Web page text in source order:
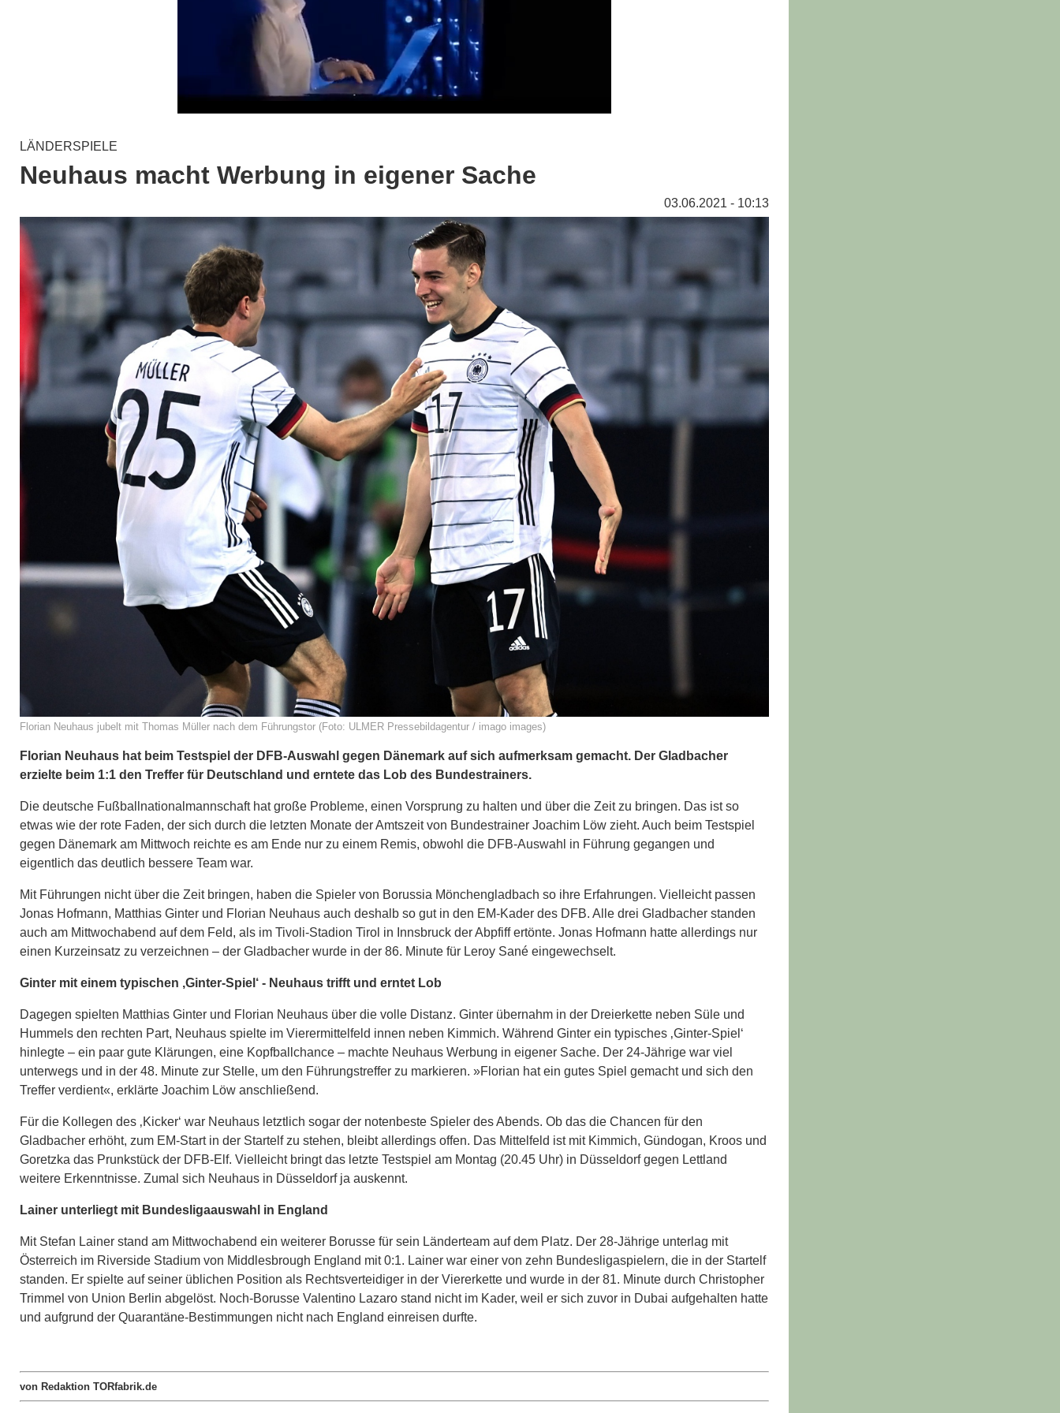
LÄNDERSPIELE
Neuhaus macht Werbung in eigener Sache
03.06.2021 - 10:13
Florian Neuhaus jubelt mit Thomas Müller nach dem Führungstor (Foto: ULMER Pressebildagentur / imago images)
Florian Neuhaus hat beim Testspiel der DFB-Auswahl gegen Dänemark auf sich aufmerksam gemacht. Der Gladbacher
erzielte beim 1:1 den Treffer für Deutschland und erntete das Lob des Bundestrainers.
Die deutsche Fußballnationalmannschaft hat große Probleme, einen Vorsprung zu halten und über die Zeit zu bringen. Das ist so
etwas wie der rote Faden, der sich durch die letzten Monate der Amtszeit von Bundestrainer Joachim Löw zieht. Auch beim Testspiel
gegen Dänemark am Mittwoch reichte es am Ende nur zu einem Remis, obwohl die DFB-Auswahl in Führung gegangen und
eigentlich das deutlich bessere Team war.
Mit Führungen nicht über die Zeit bringen, haben die Spieler von Borussia Mönchengladbach so ihre Erfahrungen. Vielleicht passen
Jonas Hofmann, Matthias Ginter und Florian Neuhaus auch deshalb so gut in den EM-Kader des DFB. Alle drei Gladbacher standen
auch am Mittwochabend auf dem Feld, als im Tivoli-Stadion Tirol in Innsbruck der Abpfiff ertönte. Jonas Hofmann hatte allerdings nur
einen Kurzeinsatz zu verzeichnen – der Gladbacher wurde in der 86. Minute für Leroy Sané eingewechselt.
Ginter mit einem typischen ‚Ginter-Spiel‘ - Neuhaus trifft und erntet Lob
Dagegen spielten Matthias Ginter und Florian Neuhaus über die volle Distanz. Ginter übernahm in der Dreierkette neben Süle und
Hummels den rechten Part, Neuhaus spielte im Vierermittelfeld innen neben Kimmich. Während Ginter ein typisches ‚Ginter-Spiel‘
hinlegte – ein paar gute Klärungen, eine Kopfballchance – machte Neuhaus Werbung in eigener Sache. Der 24-Jährige war viel
unterwegs und in der 48. Minute zur Stelle, um den Führungstreffer zu markieren. »Florian hat ein gutes Spiel gemacht und sich den
Treffer verdient«, erklärte Joachim Löw anschließend.
Für die Kollegen des ‚Kicker‘ war Neuhaus letztlich sogar der notenbeste Spieler des Abends. Ob das die Chancen für den
Gladbacher erhöht, zum EM-Start in der Startelf zu stehen, bleibt allerdings offen. Das Mittelfeld ist mit Kimmich, Gündogan, Kroos und
Goretzka das Prunkstück der DFB-Elf. Vielleicht bringt das letzte Testspiel am Montag (20.45 Uhr) in Düsseldorf gegen Lettland
weitere Erkenntnisse. Zumal sich Neuhaus in Düsseldorf ja auskennt.
Lainer unterliegt mit Bundesligaauswahl in England
Mit Stefan Lainer stand am Mittwochabend ein weiterer Borusse für sein Länderteam auf dem Platz. Der 28-Jährige unterlag mit
Österreich im Riverside Stadium von Middlesbrough England mit 0:1. Lainer war einer von zehn Bundesligaspielern, die in der Startelf
standen. Er spielte auf seiner üblichen Position als Rechtsverteidiger in der Viererkette und wurde in der 81. Minute durch Christopher
Trimmel von Union Berlin abgelöst. Noch-Borusse Valentino Lazaro stand nicht im Kader, weil er sich zuvor in Dubai aufgehalten hatte
und aufgrund der Quarantäne-Bestimmungen nicht nach England einreisen durfte.
von Redaktion TORfabrik.de